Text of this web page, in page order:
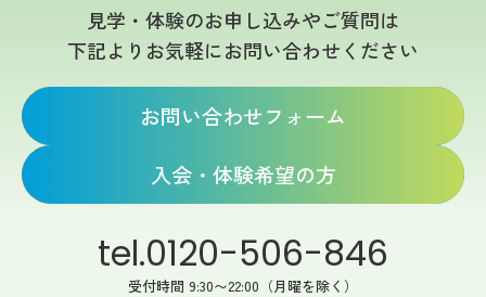
見学・体験のお申し込みやご質問は
下記よりお気軽にお問い合わせください
お問い合わせフォーム
入会・体験希望の方
tel.0120-506-846
受付時間 9:30〜22:00（月曜を除く）